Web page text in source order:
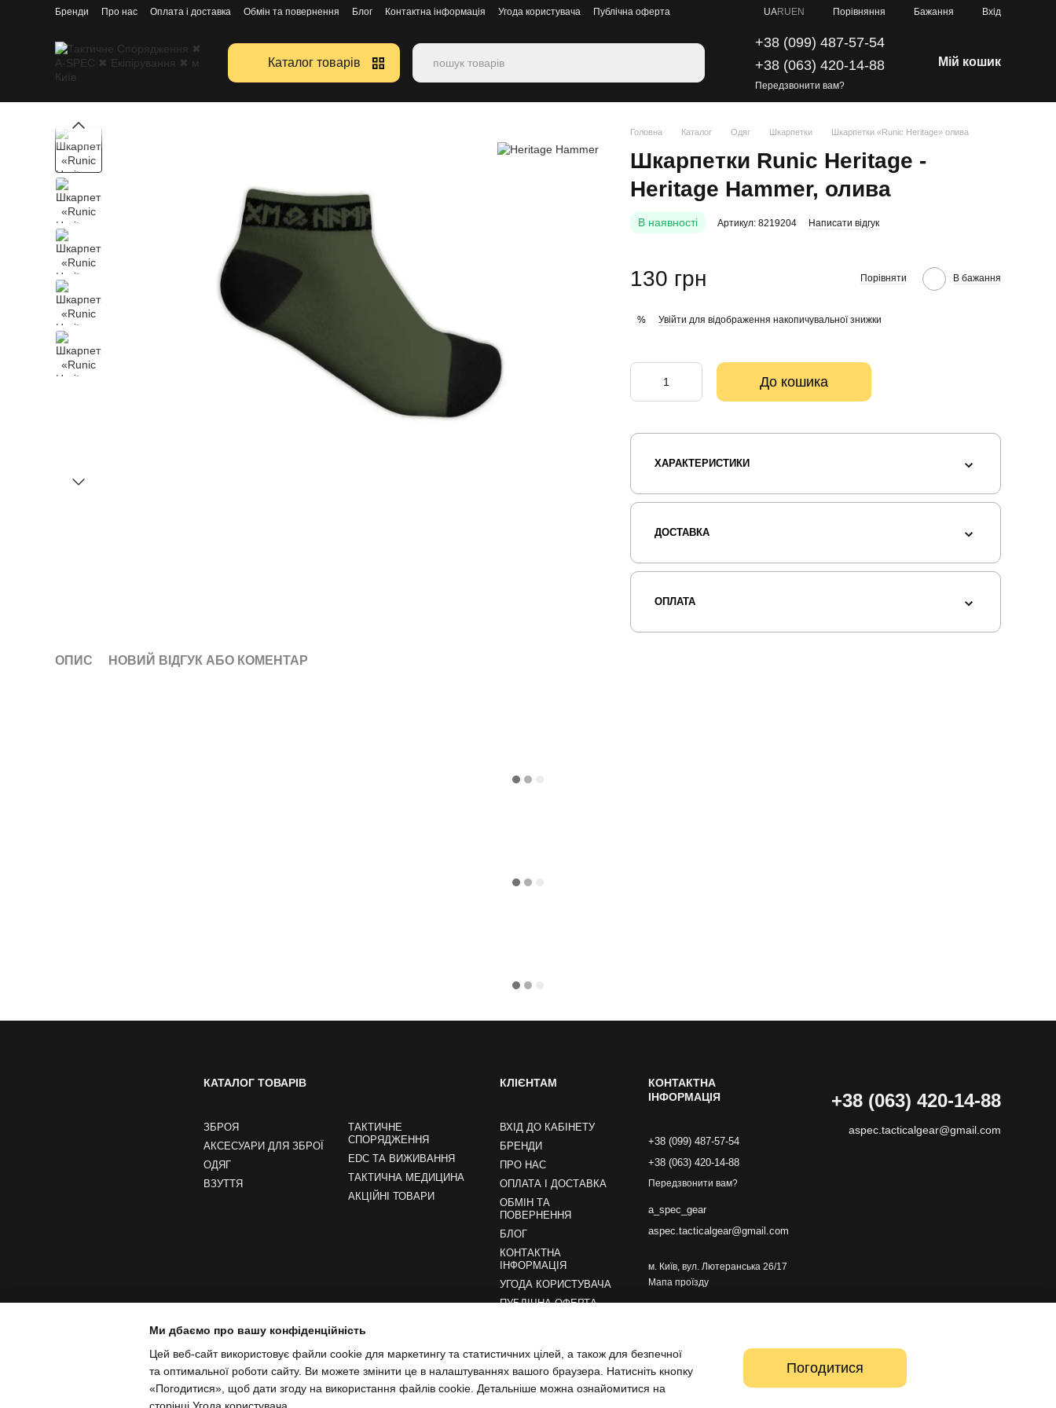
Перейти к основному контенту
Бренди Про нас Оплата і доставка Обмін та повернення Блог Контактна інформація Угода користувача Публічна оферта UARU EN Порівняння Бажання Вхід
Каталог товарів
+38 (099) 487-57-54
+38 (063) 420-14-88
Передзвонити вам?
Мій кошик
Головна Каталог Одяг Шкарпетки Шкарпетки «Runic Heritage» олива
Шкарпетки Runic Heritage -
Heritage Hammer, олива
В наявності Артикул: 8219204 Написати відгук
130 грн Порівняти В бажання
% Увійти для відображення накопичувальної знижки
До кошика
ХАРАКТЕРИСТИКИ
ДОСТАВКА
ОПЛАТА
ОПИС НОВИЙ ВІДГУК АБО КОМЕНТАР
КАТАЛОГ ТОВАРІВ
ЗБРОЯ
АКСЕСУАРИ ДЛЯ ЗБРОЇ
ОДЯГ
ВЗУТТЯ
ТАКТИЧНЕ
СПОРЯДЖЕННЯ
EDC ТА ВИЖИВАННЯ
ТАКТИЧНА МЕДИЦИНА
АКЦІЙНІ ТОВАРИ
КЛІЄНТАМ
ВХІД ДО КАБІНЕТУ
БРЕНДИ
ПРО НАС
ОПЛАТА І ДОСТАВКА
ОБМІН ТА
ПОВЕРНЕННЯ
БЛОГ
КОНТАКТНА
ІНФОРМАЦІЯ
УГОДА КОРИСТУВАЧА
ПУБЛІЧНА ОФЕРТА
КОНТАКТНА
ІНФОРМАЦІЯ
+38 (099) 487-57-54
+38 (063) 420-14-88
Передзвонити вам?
a_spec_gear
aspec.tacticalgear@gmail.com
м. Київ, вул. Лютеранська 26/17
Мапа проїзду
+38 (063) 420-14-88
aspec.tacticalgear@gmail.com
Ми дбаємо про вашу конфіденційність
Цей веб-сайт використовує файли cookie для маркетингу та статистичних цілей, а також для безпечної
та оптимальної роботи сайту. Ви можете змінити це в налаштуваннях вашого браузера. Натисніть кнопку
«Погодитися», щоб дати згоду на використання файлів cookie. Детальніше можна ознайомитися на
Погодитися